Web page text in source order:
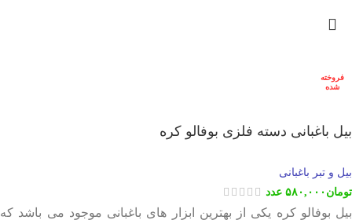
فروخته
شده
بیل باغبانی دسته فلزی بوفالو کره
بیل و تبر باغبانی
تومان ۵۸۰,۰۰۰ عدد
بیل بوفالو کره یکی از بهترین ابزار های باغبانی موجود می باشد که